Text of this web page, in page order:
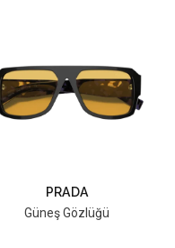
PRADA
Güneş Gözlüğü